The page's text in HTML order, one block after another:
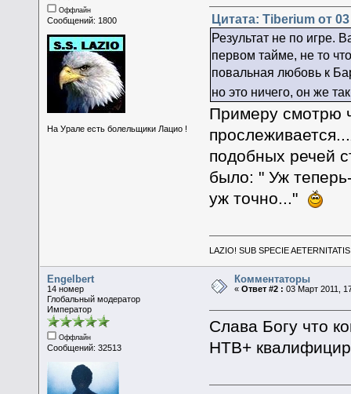
Оффлайн
Сообщений: 1800
На Урале есть болельщики Лацио !
Цитата: Tiberium от
Результат не по игре.
первом тайме, не то
повальная любовь к
но это ничего, он же
Примеру смотрю
подобных речей
было: " Уж
уж точно..."
LAZIO! SUB SPECIE
Engelbert
14 номер
Глобальный модератор
Император
Оффлайн
Сообщений: 32513
Комментаторы
«Ответ #2 : 03 Март 2011,
Слава Богу что
НТВ+